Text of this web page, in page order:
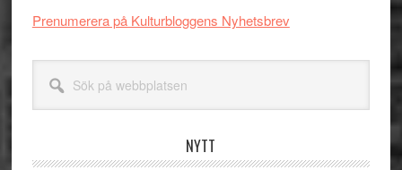
Prenumerera på Kulturbloggens Nyhetsbrev
webbplatsen
NYTT